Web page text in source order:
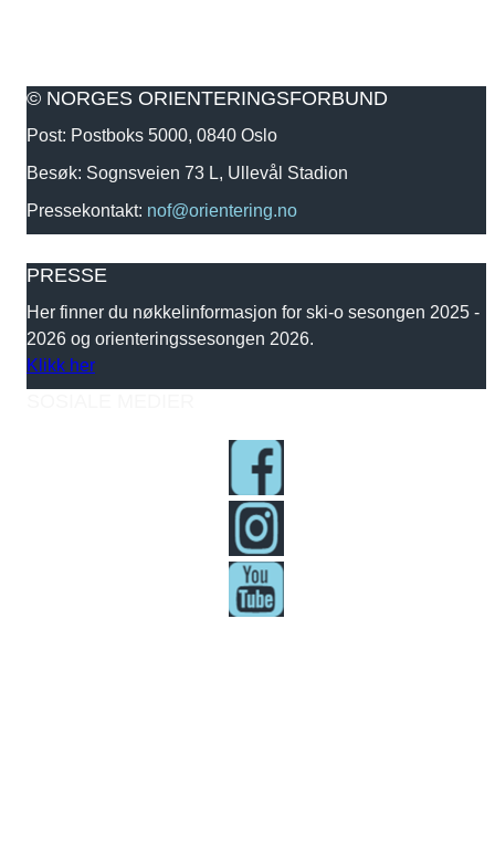
© NORGES ORIENTERINGSFORBUND
Post: Postboks 5000, 0840 Oslo
Besøk: Sognsveien 73 L, Ullevål Stadion
Pressekontakt: nof@orientering.no
PRESSE
Her finner du nøkkelinformasjon for ski-o sesongen 2025 -
2026 og orienteringssesongen 2026.
Klikk her